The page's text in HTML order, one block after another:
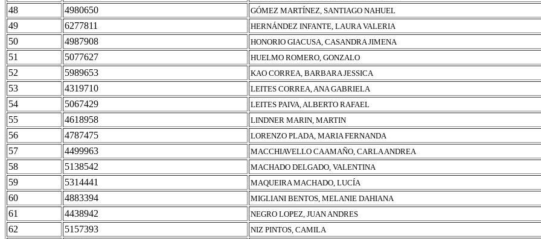
48 4980650 GÓMEZ MARTÍNEZ, SANTIAGO NAHUEL
49 6277811 HERNÁNDEZ INFANTE, LAURA VALERIA
50 4987908 HONORIO GIACUSA, CASANDRA JIMENA
51 5077627 HUELMO ROMERO, GONZALO
52 5989653 KAO CORREA, BARBARA JESSICA
53 4319710 LEITES CORREA, ANA GABRIELA
54 5067429 LEITES PAIVA, ALBERTO RAFAEL
55 4618958 LINDNER MARIN, MARTIN
56 4787475 LORENZO PLADA, MARIA FERNANDA
57 4499963 MACCHIAVELLO CAAMAÑO, CARLA ANDREA
58 5138542 MACHADO DELGADO, VALENTINA
59 5314441 MAQUEIRA MACHADO, LUCÍA
60 4883394 MIGLIANI BENTOS, MELANIE DAHIANA
61 4438942 NEGRO LOPEZ, JUAN ANDRES
62 5157393 NIZ PINTOS, CAMILA